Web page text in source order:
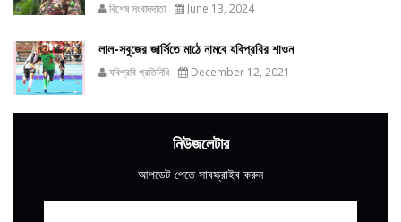
বিশেষ সংবাদদাতা June 13, 2024
লাল-সবুজের জার্সিতে মাঠে নামবে যবিপ্রবির শাওন
যবিপ্রবি প্রতিনিধি December 12, 2021
নিউজলেটার
আপডেট পেতে সাবস্ক্রাইব করুন